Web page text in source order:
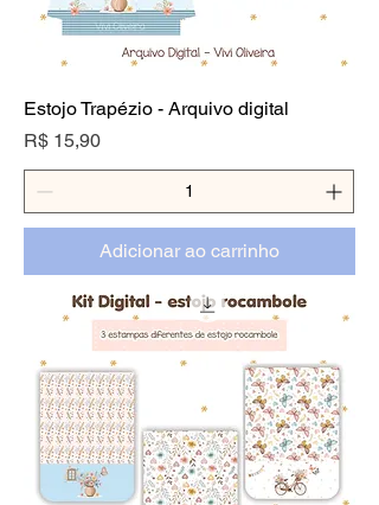
Estojo Trapézio - Arquivo digital
Preço
R$ 15,90
Adicionar ao carrinho